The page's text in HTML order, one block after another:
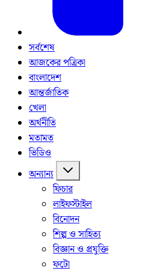
সর্বশেষ
আজকের পত্রিকা
বাংলাদেশ
আন্তর্জাতিক
খেলা
অর্থনীতি
মতামত
ভিডিও
অন্যান্য
ফিচার
লাইফস্টাইল
বিনোদন
শিল্প ও সাহিত্য
বিজ্ঞান ও প্রযুক্তি
ফটো